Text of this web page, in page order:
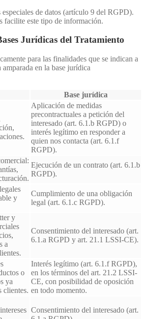
de datos (artículo 9 del RGPD).
facilite este tipo de información.
Jurídicas del Tratamiento
para las finalidades que se indican a
en la base jurídica
Base jurídica
Aplicación de medidas
precontractuales a petición del
interesado (art. 6.1.b RGPD) o
interés legítimo en responder a
quien nos contacta (art. 6.1.f
RGPD).
Ejecución de un contrato (art. 6.1.b
RGPD).
y
Cumplimiento de una obligación
legal (art. 6.1.c RGPD).
y
a
Consentimiento del interesado (art.
6.1.a RGPD y art. 21.1 LSSI-CE).
o
ya
clientes.
Interés legítimo (art. 6.1.f RGPD),
en los términos del art. 21.2 LSSI-
CE, con posibilidad de oposición
en todo momento.
Consentimiento del interesado (art.